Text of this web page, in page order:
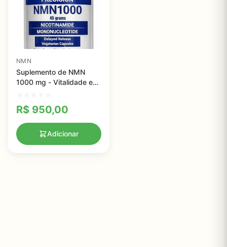
NMN
Suplemento de NMN
1000 mg - Vitalidade e
R$ 950,00
Adicionar